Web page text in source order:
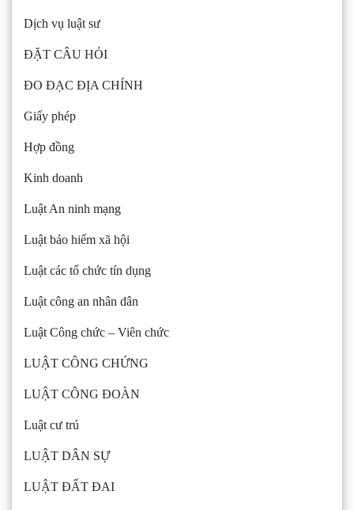
Dịch vụ luật sư
ĐẶT CÂU HỎI
ĐO ĐẠC ĐỊA CHÍNH
Giấy phép
Hợp đồng
Kinh doanh
Luật An ninh mạng
Luật bảo hiểm xã hội
Luật các tổ chức tín dụng
Luật công an nhân dân
Luật Công chức – Viên chức
LUẬT CÔNG CHỨNG
LUẬT CÔNG ĐOÀN
Luật cư trú
LUẬT DÂN SỰ
LUẬT ĐẤT ĐAI